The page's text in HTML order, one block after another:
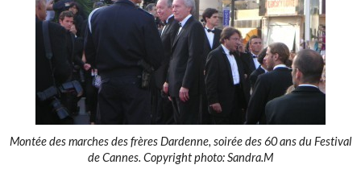
Montée des marches des frères Dardenne, soirée des 60 ans du Festival
de Cannes. Copyright photo: Sandra.M